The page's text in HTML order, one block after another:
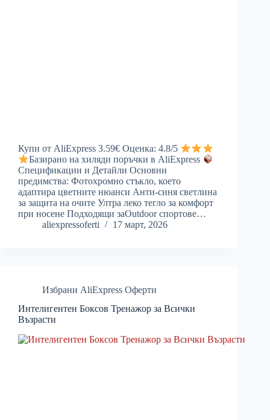
Купи от AliExpress 3.59€ Оценка: 4.8/5
Базирано на хиляди поръчки в AliExpress
Спецификации и Детайли Основни
предимства: Фотохромно стъкло, което
адаптира цветните нюанси Анти-синя светлина
за защита на очите Ултра леко тегло за комфорт
при носене Подходящи заOutdoor спортове…
aliexpressoferti
17 март, 2026
Избрани AliExpress Оферти
Интелигентен Боксов Тренажор за Всички
Възрасти